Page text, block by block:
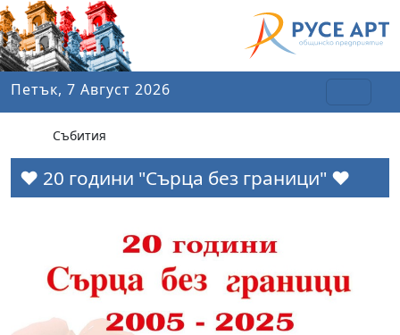
Петък, 7 Август 2026
Събития
❤️ 20 години "Сърца без граници" ❤️